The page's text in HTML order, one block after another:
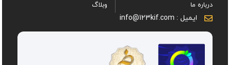
درباره ما
وبلاگ
ایمیل : info@123kif.com